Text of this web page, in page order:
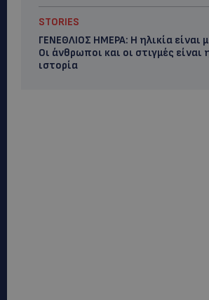
STORIES
ΓΕΝΕΘΛΙΟΣ ΗΜΕΡΑ: Η ηλικία είναι
Οι άνθρωποι και οι στιγμές
ιστορία